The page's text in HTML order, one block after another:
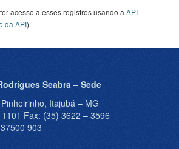
acesso a esses registros usando a API
da API).
Seabra – Sede
Itajubá – MG
Fax: (35) 3622 – 3596
903